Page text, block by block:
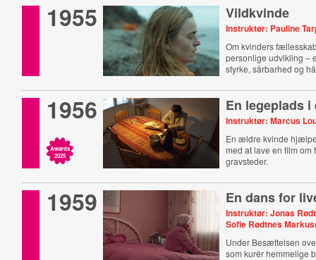
1955 Vildkvinde
Instruktør: Pauline
Om kvinders
personlige udvikling –
styrke, sårbarhed og
1956
Awards
2025
En legeplads i
Instruktør: Marcus
En ældre kvinde
med at lave en film om
gravsteder.
1959 En dans for
Instruktør: Jonas
Sofie Rødtnes
Under Besættelsen
som kurér hemmelige